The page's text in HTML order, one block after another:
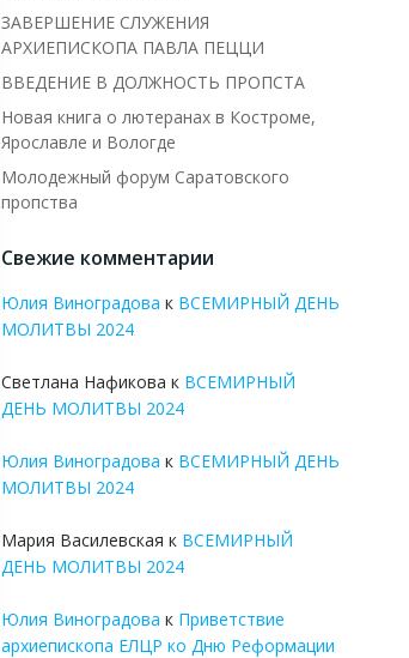
ЗАВЕРШЕНИЕ СЛУЖЕНИЯ
АРХИЕПИСКОПА ПАВЛА ПЕЦЦИ
ВВЕДЕНИЕ В ДОЛЖНОСТЬ ПРОПСТА
Новая книга о лютеранах в Костроме,
Ярославле и Вологде
Молодежный форум Саратовского
пропства
Свежие комментарии
Юлия Виноградова к ВСЕМИРНЫЙ ДЕНЬ
МОЛИТВЫ 2024
Светлана Нафикова к ВСЕМИРНЫЙ
ДЕНЬ МОЛИТВЫ 2024
Юлия Виноградова к ВСЕМИРНЫЙ ДЕНЬ
МОЛИТВЫ 2024
Мария Василевская к ВСЕМИРНЫЙ
ДЕНЬ МОЛИТВЫ 2024
Юлия Виноградова к Приветствие
архиепископа ЕЛЦР ко Дню Реформации